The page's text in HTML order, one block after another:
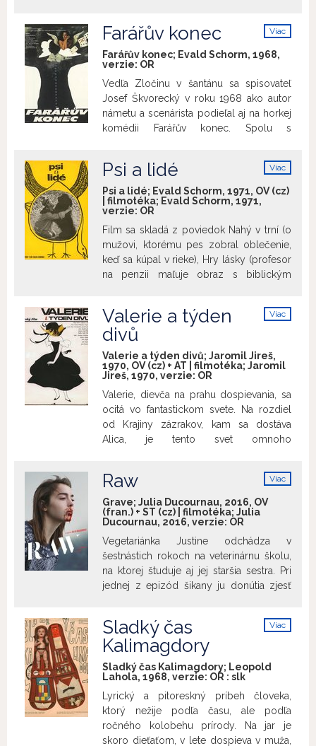
obsiahlom dvojtýždenníku Čierne dni,
preto sa k nej nebudeme vracať. O to
zaujímavejšie budú obrazy
poaugustového života spoločnosti, ktoré
málokto pozná. A určite zaujme aj
bilančné posledné vydanie týždenníka z
roku 1968. Uvedené budú vydania
Týždňa vo filme z roku 1968: č.14, 18,
filmovej kariéry. Film, ktorý zobrazuje
rôzne prístupy tvorcov k médiu filmu,
možno považovať za manifest českej
novej vlny.
Viac
Farářův konec
Farářův konec; Evald Schorm, 1968,
verzie: OR
Vedľa Zločinu v šantánu sa spisovateľ
Josef Škvorecký v roku 1968 ako autor
námetu a scenárista podieľal aj na horkej
komédii Farářův konec. Spolu s
nešikovný kostolník, ktorý sa rozhodne
opustiť prácu vo veľkom kostole v meste.
Vypraví sa za novým životom do
zapadnutej horskej dedinky, kde
náhodou zrovna zúfalo zháňajú farára
kvôli poslednému pomazaniu. Kostolník
sa najprv márne bráni tomu byť
považovaný za súčasť „zázraku“,
duchovného pastiera zmieri – a pretože
ju vykonáva rozvážne a s pochopením
pre ľudské slabosti, svojrázni dedinčania
si ho čoskoro obľúbia. To je však silno
proti mysli miestnemu kantorovi,
propagujúcemu v duchu komunistických
ideí ateistickú výchovu. To on bol totiž
doteraz celebritou tunajšej komunity...
Škvoreckého námet vychádza aj z
dobového novinového článku o mužovi,
rok vydával za kňaza. Významotvorným
prostredím príbehu je česká dedina
päťdesiatych rokov, ktorá sa stáva
alegóriou totalitného systému. V
hlavných úlohách Schormovho
majstrovského diela excelujú Vlastimil
Brodský a Jan Libíček. Sám Josef
Škvorecký si zahral roličku profesora
vystupujúceho v televízii.
Viac
Psi a lidé
Psi a lidé; Evald Schorm, 1971, OV (cz)
| filmotéka; Evald Schorm, 1971,
verzie: OR
Film sa skladá z poviedok Nahý v trní (o
mužovi, ktorému pes zobral oblečenie,
keď sa kúpal v rieke), Hry lásky (profesor
na penzii maľuje obraz s biblickým
zahynie pri obrane svojho pána). Evald
Schorm prevzal réžiu tohto filmu po tom
poviedky pripravoval.
Viac
Valerie a týden
divů
Valerie a týden divů; Jaromil Jireš,
1970, OV (cz) + AT | filmotéka; Jaromil
Jireš, 1970, verzie: OR
Valerie, dievča na prahu dospievania, sa
ocitá vo fantastickom svete. Na rozdiel
od Krajiny zázrakov, kam sa dostáva
Alica, je tento svet omnoho
náušnice, ktoré majú čarovnú moc. Jej
jediný žijúci príbuzný, prísna babička, ju
chce obetovať, aby získala večnú
mladosť. Babičke na pomoc prichádza
„tchorí upír“... Surreálna fantázia na motívy
rovnomenného „čierneho románu“
Vítězslava Nezvala.
Viac
Raw
Grave; Julia Ducournau, 2016, OV
(fran.) + ST (cz) | filmotéka; Julia
Ducournau, 2016, verzie: OR
Vegetariánka Justine odchádza v
šestnástich rokoch na veterinárnu školu,
na ktorej študuje aj jej staršia sestra. Pri
jednej z epizód šikany ju donútia zjesť
zmení a prebudí v krehkom dievčati
spiace monštrum. Julia Ducournau
svojim šťavnatou iniciačnou drámou
sexuálneho prebudenia suverénne kráča
v šľapajách majstra body hororov Davida
Cronenberga. Jej celovečerný debut
zdvihol zo sedadiel kritikov, divákov i
festivalové poroty.
Viac
Sladký čas
Kalimagdory
Sladký čas Kalimagdory; Leopold
Lahola, 1968, verzie: OR : slk
Lyrický a pitoreskný príbeh človeka,
ktorý nežije podľa času, ale podľa
ročného kolobehu prírody. Na jar je
skoro dieťaťom, v lete dospieva v muža,